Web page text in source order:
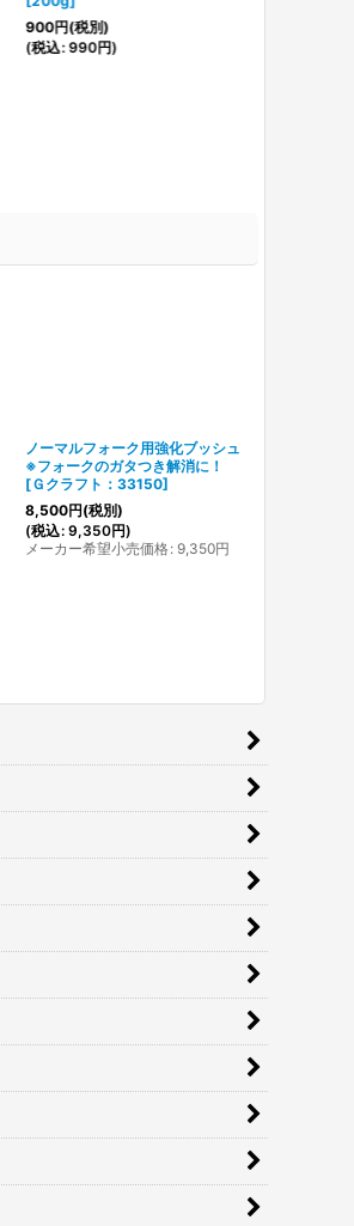
900円(税別)
(税込: 990円)
ノーマルフォーク用強化ブッシュ
※フォークのガタつき解消に！
[Ｇクラフト：33150]
8,500円(税別)
(税込: 9,350円)
メーカー希望小売価格: 9,350円